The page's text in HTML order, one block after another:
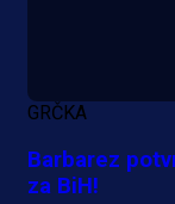
GRČKA
Barbarez
za BiH!